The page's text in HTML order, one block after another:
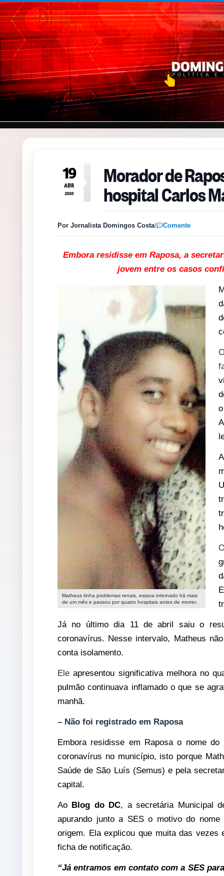
Pular para o conteúdo
19
ABR
2020
Morador de
hospital Carlos
Por Jornalista Domingos Costa/ Comente
Embora residisse em Raposa, a
jovem entre os casos
Matheus tinha problemas renais, estava internado há mais
de um mês e passou por quatro hospitais antes de morrer.
Já no último dia 11 de abril saiu o
coronavírus. Nesse intervalo, Matheus
conta isolamento.
Eleapresentou significativa melhora no
pulmão continuava inflamado o que se
manhã.
– Não foi registrado em Raposa
Embora residisse em Raposa o nome
coronavírus no município, isto porque
Saúde de São Luís (Semus) e pela
capital.
Ao Blog do DC, a secretária Municipal
apurando junto a SES o motivo do
origem. Ela explicou que muita das vezes
ficha de notificação.
“Já entramos em contato com a SES